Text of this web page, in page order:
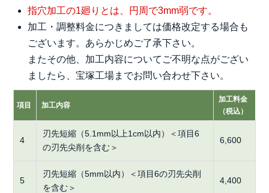
指穴加工の1廻りとは、円周で3mm弱です。
加工・調整料金につきましては価格改定する場合も
ございます。あらかじめご了承下さい。
またその他、加工内容についてご不明な点がござい
ましたら、宝塚工場までお問い合わせ下さい。
項目 加工内容
加工料金
（税込）
4
刃先短縮（5.1mm以上1cm以内）＜項目6
の刃先尖削を含む＞
6,600
5
刃先短縮（5mm以内）＜項目6の刃先尖削
を含む＞
4,400